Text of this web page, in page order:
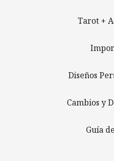
Tarot +
Diseños
Cambios y
Guía